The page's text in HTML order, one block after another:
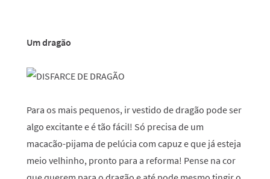
Um dragão
Para os mais pequenos, ir vestido de dragão pode ser
algo excitante e é tão fácil! Só precisa de um
macacão-pijama de pelúcia com capuz e que já esteja
meio velhinho, pronto para a reforma! Pense na cor